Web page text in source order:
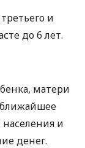
и
до 6 лет.
матери
ближайшее
и
денег.